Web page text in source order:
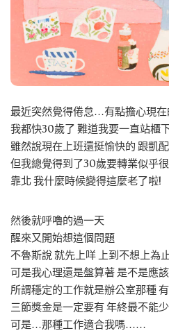
最近突然覺得倦怠…有點擔心現在
我都快30歲了 難道我要一直站櫃
雖然說現在上班還挺愉快的 跟凱
但我總覺得到了30歲要轉業似乎
靠北 我什麼時候變得這麼老了啦!
然後就呼嚕的過一天
醒來又開始想這個問題
不魯斯說 就先上咩 上到不想上為
可是我心理還是盤算著 是不是應
所謂穩定的工作就是辦公室那種
三節獎金是一定要有 年終最不能
可是…那種工作適合我嗎……